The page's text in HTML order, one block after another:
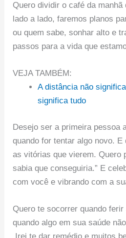
Quero dividir o café da manhã
lado a lado, faremos planos
ou quem sabe, sonhar alto e
passos para a vida que
VEJA TAMBÉM:
A distância não
significa tudo
Desejo ser a primeira pessoa
quando for tentar algo novo.
as vitórias que vierem. Quero
sabia que conseguiria.” E
com você e vibrando com a
Quero te socorrer quando
quando algo em sua saúde